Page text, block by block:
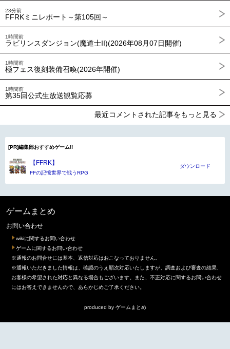
23分前
FFRKミニレポート～第105回～
1時間前
ラビリンスダンジョン(魔道士II)(2026年08月07日開催)
1時間前
極フェス復刻装備召喚(2026年開催)
1時間前
第35回公式生放送観覧応募
最近コメントされた記事をもっと見る
[PR]編集部おすすめゲーム!!
【FFRK】
FFの記憶世界で戦うRPG
ダウンロード
ゲームまとめ
お問い合わせ
wikiに関するお問い合わせ
ゲームに関するお問い合わせ
※通報のお問合せには基本、返信対応はおこなっておりません。
※通報いただきました情報は、確認のうえ順次対応いたしますが、調査および審査の結果、
お客様の希望された対応と異なる場合もございます。また、不正対応に関するお問い合わせ
にはお答えできませんので、あらかじめご了承ください。
produced by ゲームまとめ